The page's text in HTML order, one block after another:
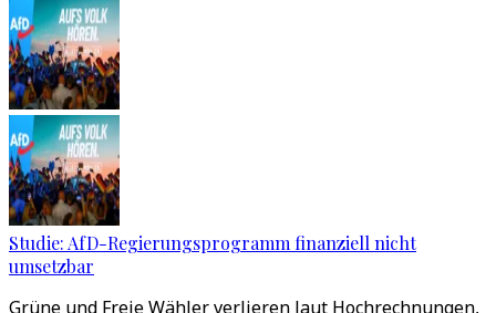
Studie: AfD-Regierungsprogramm finanziell nicht
umsetzbar
Grüne und Freie Wähler verlieren laut Hochrechnungen,